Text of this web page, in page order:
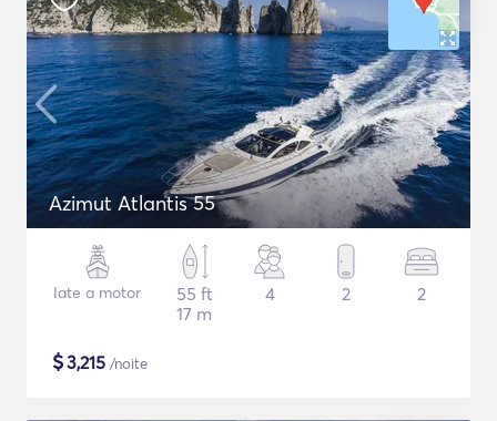
Azimut Atlantis 55
Iate a motor
55 ft
17 m
4 2 2
$3,215 /noite